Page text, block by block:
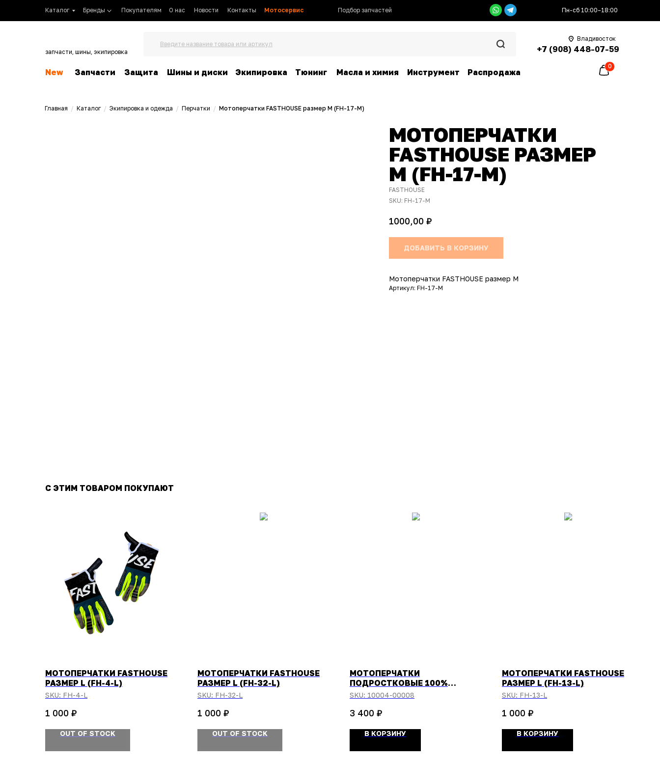
+7 (908) 448-07-59
0
Владивосток
Подбор запчастей Пн-сб 10:00–18:00
Каталог Контакты
Новости Мотосервис
Бренды Покупателям О нас
Введите название товара или артикул
Защита
Запчасти
New Масла и химия Инструмент Распродажа
Шины и диски Экипировка Тюнинг
запчасти, шины, экипировка
Главная / Каталог/ Экипировка и одежда / Перчатки / Мотоперчатки FASTHOUSE размер M (FH-17-M)
МОТОПЕРЧАТКИ
FASTHOUSE РАЗМЕР
M (FH-17-M)
FASTHOUSE
SKU: FH-17-M
1000,00 ₽
ДОБАВИТЬ В КОРЗИНУ
Мотоперчатки FASTHOUSE размер M
Артикул: FH-17-M
С ЭТИМ ТОВАРОМ ПОКУПАЮТ
МОТОПЕРЧАТКИ FASTHOUSE
РАЗМЕР L (FH-4-L)
SKU: FH-4-L
1 000 ₽
OUT OF STOCK
МОТОПЕРЧАТКИ FASTHOUSE
РАЗМЕР L (FH-32-L)
SKU: FH-32-L
1 000 ₽
OUT OF STOCK
МОТОПЕРЧАТКИ
ПОДРОСТКОВЫЕ 100%
BRISKER YOUTH GLOVE FLUO
SKU: 10004-00008
3 400 ₽
В КОРЗИНУ
МОТОПЕРЧАТКИ FASTHOUSE
РАЗМЕР L (FH-13-L)
SKU: FH-13-L
1 000 ₽
В КОРЗИНУ